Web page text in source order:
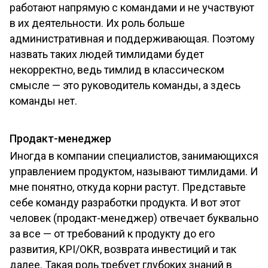
работают напрямую с командами и не участвуют
в их деятельности. Их роль больше
административная и поддерживающая. Поэтому
назвать таких людей тимлидами будет
некорректно, ведь тимлид в классическом
смысле — это руководитель команды, а здесь
команды нет.
Продакт-менеджер
Иногда в компании специалистов, занимающихся
управлением продуктом, называют тимлидами. И
мне понятно, откуда корни растут. Представьте
себе команду разработки продукта. И вот этот
человек (продакт-менеджер) отвечает буквально
за все — от требований к продукту до его
развития, KPI/OKR, возврата инвестиций и так
далее. Такая роль требует глубоких знаний в